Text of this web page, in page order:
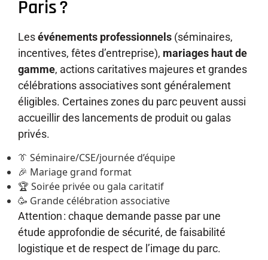
Paris ?
Lesévénements professionnels (séminaires,
incentives, fêtes d’entreprise), mariages haut de
gamme, actions caritatives majeures et grandes
célébrations associatives sont généralement
éligibles. Certaines zones du parc peuvent aussi
accueillir des lancements de produit ou galas
privés.
👔 Séminaire/CSE/journée d’équipe
🎉 Mariage grand format
🏆 Soirée privée ou gala caritatif
🥳 Grande célébration associative
Attention : chaque demande passe par une
étude approfondie de sécurité, de faisabilité
logistique et de respect de l’image du parc.